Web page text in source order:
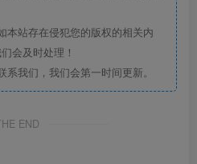
本站存在侵犯您的版权的相关内
们会及时处理！
我们，我们会第一时间更新。
END